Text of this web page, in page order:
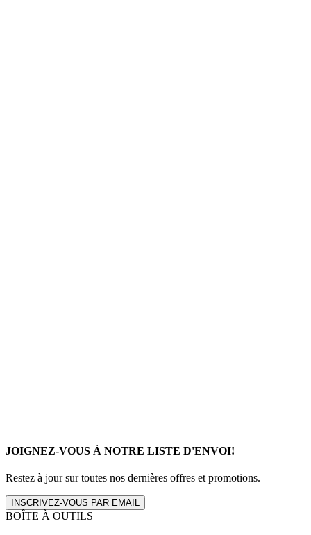
JOIGNEZ-VOUS À NOTRE LISTE D'ENVOI!
Restez à jour sur toutes nos dernières offres et promotions.
INSCRIVEZ-VOUS PAR EMAIL
BOÎTE À OUTILS